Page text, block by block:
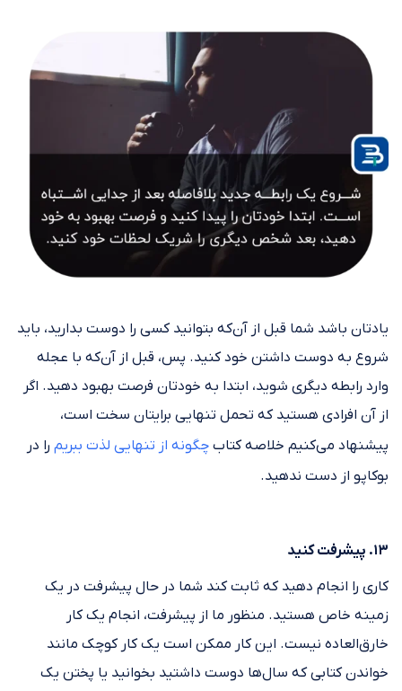
یادتان باشد شما قبل از آن‌که بتوانید کسی را دوست بدارید، باید
شروع به دوست داشتن خود کنید. پس، قبل از آن‌که با عجله
وارد رابطه دیگری شوید، ابتدا به خودتان فرصت بهبود دهید. اگر
از آن افرادی هستید که تحمل تنهایی برایتان سخت است،
پیشنهاد می‌کنیم خلاصه کتاب چگونه از تنهایی لذت ببریم را در
بوکاپو از دست ندهید.
۱۳. پیشرفت کنید
کاری را انجام دهید که ثابت کند شما در حال پیشرفت در یک
زمینه خاص هستید. منظور ما از پیشرفت، انجام یک کار
خارق‌العاده نیست. این کار ممکن است یک کار کوچک مانند
خواندن کتابی که سال‌ها دوست داشتید بخوانید یا پختن یک